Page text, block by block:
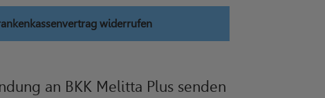
widerrufen
an BKK Melitta Plus senden